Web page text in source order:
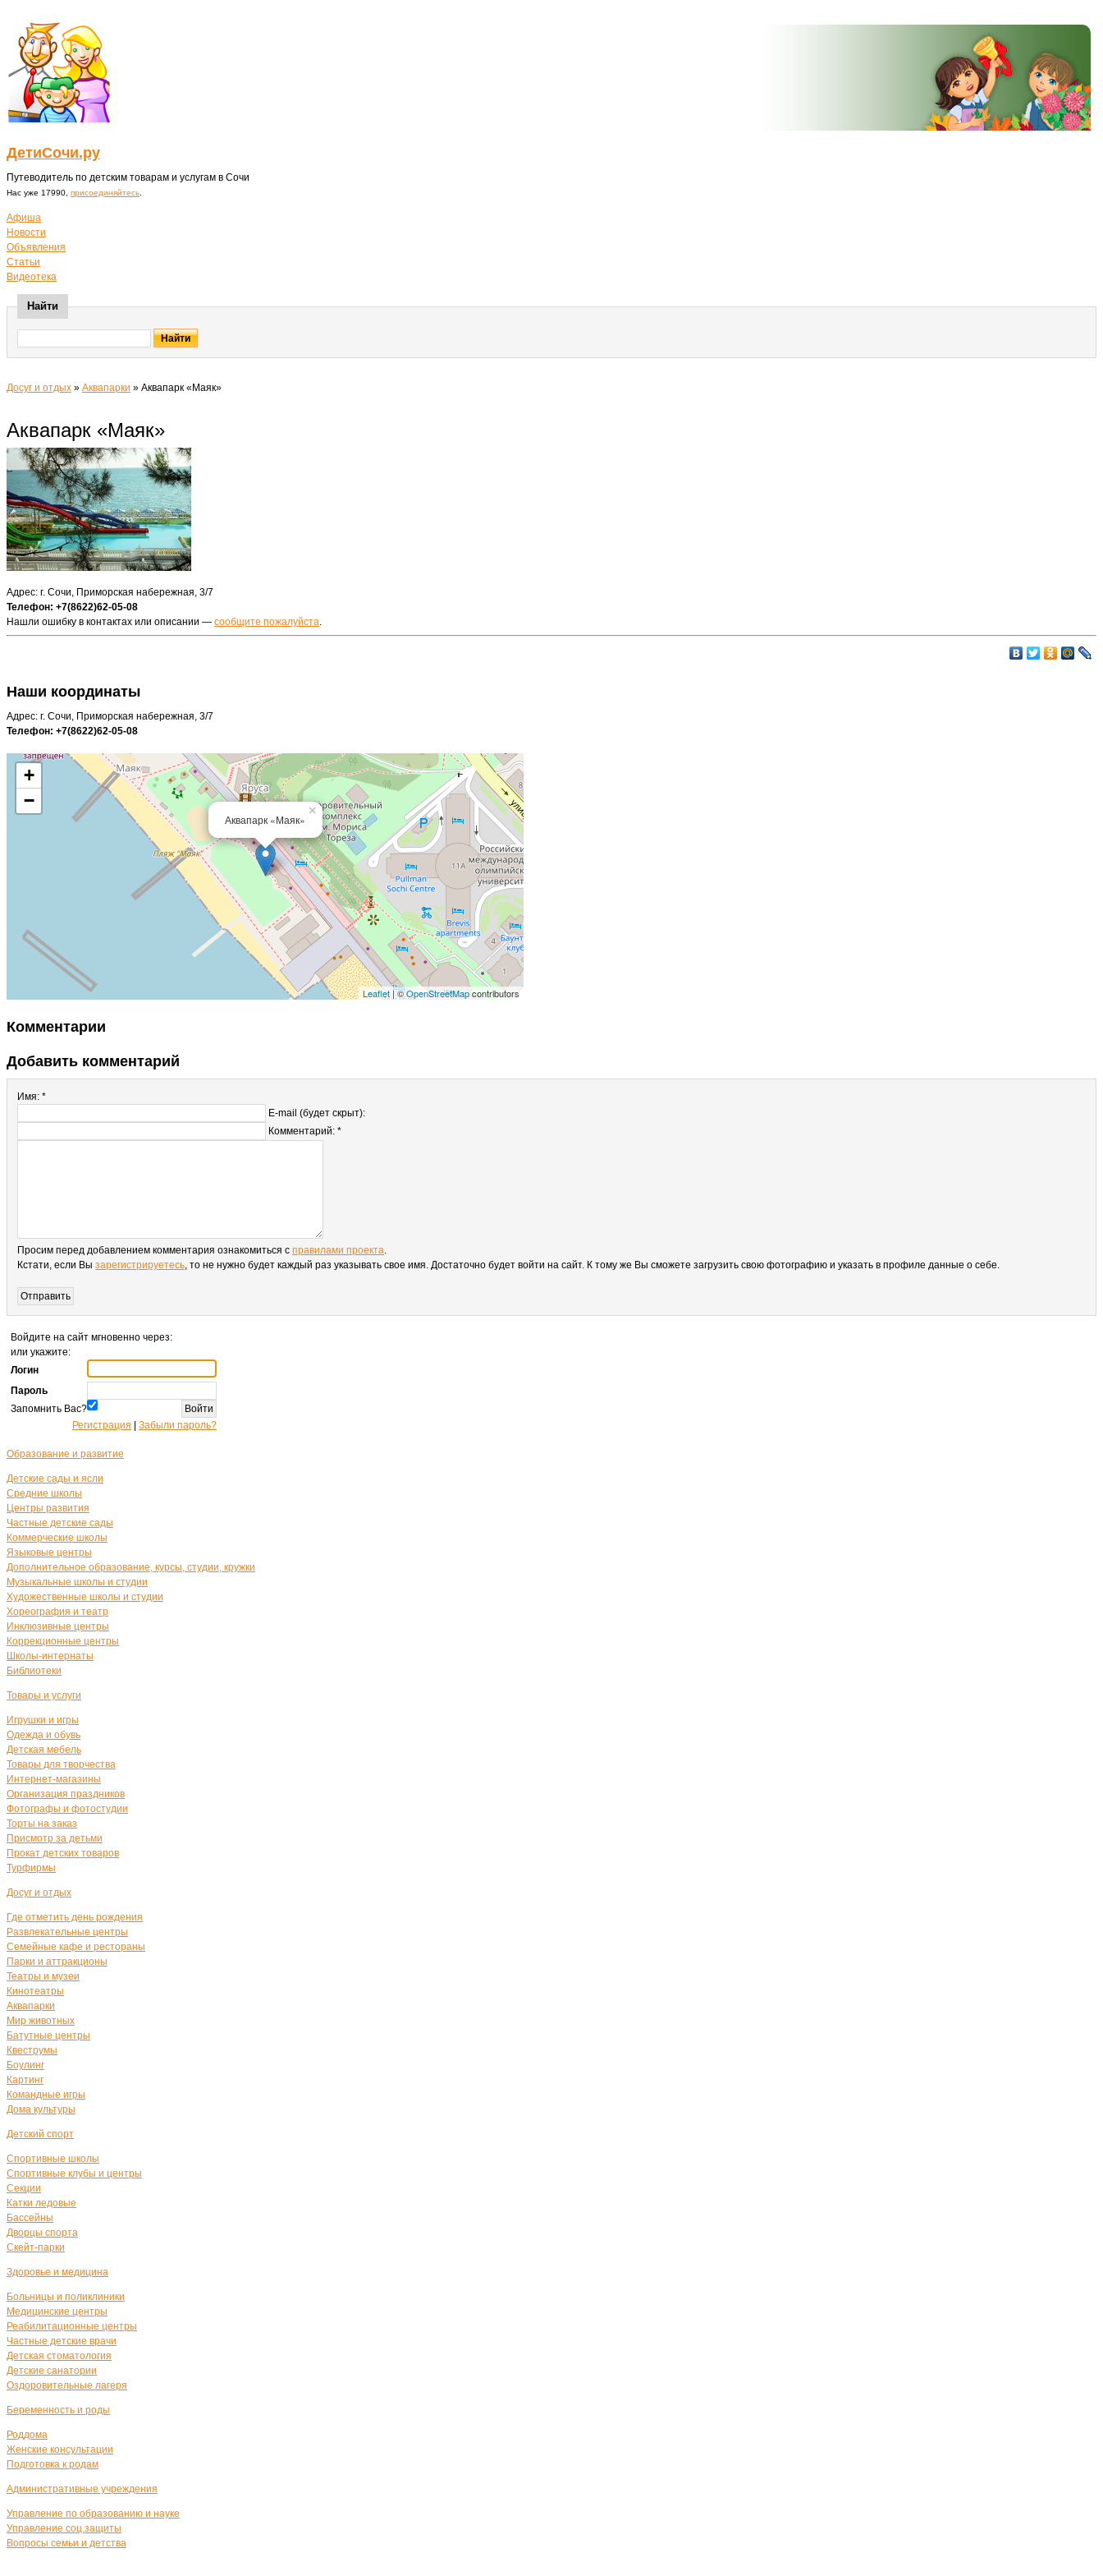
ДетиСочи.ру
Путеводитель по детским товарам и услугам в Сочи
Нас уже 17990, присоединяйтесь
Афиша
Новости
Объявления
Статьи
Видеотека
Найти
Досуг и отдых » Аквапарки » Аквапарк «Маяк»
Аквапарк «Маяк»
Адрес: г. Сочи, Приморская набережная, 3/7
Телефон: +7(8622)62-05-08
Нашли ошибку в контактах или описании — сообщите пожалуйста.
Наши координаты
Адрес: г. Сочи, Приморская набережная, 3/7
Телефон: +7(8622)62-05-08
Аквапарк «Маяк»
×
+
−
Leaflet | ©OpenStreetMapcontributors
Комментарии
Добавить комментарий
Имя: *
E-mail (будет скрыт):
Комментарий: *
Просим перед добавлением комментария ознакомиться с правилами проекта.
Кстати, если Вы зарегистрируетесь, то не нужно будет каждый раз указывать свое имя. Достаточно будет войти на сайт. К тому же Вы сможете загрузить свою фотографию и указать в профиле данные о себе.
Войдите на сайт мгновенно через:
или укажите:
Логин
Пароль
Запомнить Вас?
Регистрация
Забыли пароль?
Образование и развитие
Детские сады и ясли
Средние школы
Центры развития
Частные детские сады
Коммерческие школы
Языковые центры
Дополнительное образование, курсы, студии, кружки
Музыкальные школы и студии
Художественные школы и студии
Хореография и театр
Инклюзивные центры
Коррекционные центры
Школы-интернаты
Библиотеки
Товары и услуги
Игрушки и игры
Одежда и обувь
Детская мебель
Товары для творчества
Интернет-магазины
Организация праздников
Фотографы и фотостудии
Торты на заказ
Присмотр за детьми
Прокат детских товаров
Турфирмы
Досуг и отдых
Где отметить день рождения
Развлекательные центры
Семейные кафе и рестораны
Парки и аттракционы
Театры и музеи
Кинотеатры
Аквапарки
Мир животных
Батутные центры
Квеструмы
Боулинг
Картинг
Командные игры
Дома культуры
Детский спорт
Спортивные школы
Спортивные клубы и центры
Секции
Катки ледовые
Бассейны
Дворцы спорта
Скейт-парки
Здоровье и медицина
Больницы и поликлиники
Медицинские центры
Реабилитационные центры
Частные детские врачи
Детская стоматология
Детские санатории
Оздоровительные лагеря
Беременность и роды
Роддома
Женские консультации
Подготовка к родам
Административные учреждения
Управление по образованию и науке
Управление соц.защиты
Вопросы семьи и детства